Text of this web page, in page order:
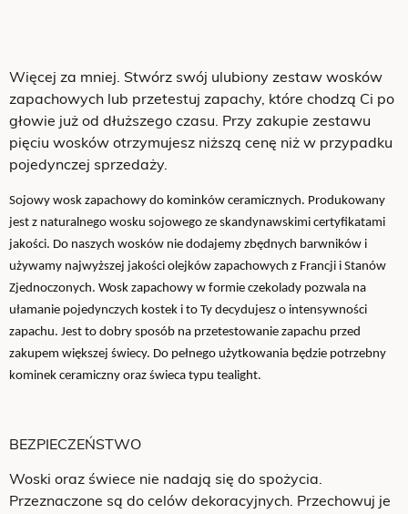
Więcej za mniej. Stwórz swój ulubiony zestaw wosków
zapachowych lub przetestuj zapachy, które chodzą Ci po
głowie już od dłuższego czasu. Przy zakupie zestawu
pięciu wosków otrzymujesz niższą cenę niż w przypadku
pojedynczej sprzedaży.
Sojowy wosk zapachowy do kominków ceramicznych. Produkowany
jest z naturalnego wosku sojowego ze skandynawskimi certyfikatami
jakości. Do naszych wosków nie dodajemy zbędnych barwników i
używamy najwyższej jakości olejków zapachowych z Francji i Stanów
Zjednoczonych. Wosk zapachowy w formie czekolady pozwala na
ułamanie pojedynczych kostek i to Ty decydujesz o intensywności
zapachu. Jest to dobry sposób na przetestowanie zapachu przed
zakupem większej świecy. Do pełnego użytkowania będzie potrzebny
kominek ceramiczny oraz świeca typu tealight.
BEZPIECZEŃSTWO
Woski oraz świece nie nadają się do spożycia.
Przeznaczone są do celów dekoracyjnych. Przechowuj je